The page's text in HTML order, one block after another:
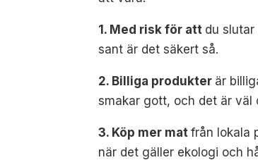
1. Med risk för att du
sant är det säkert så.
2. Billiga produkter är
smakar gott, och det är väl
3. Köp mer matfrån lokala
när det gäller ekologi och